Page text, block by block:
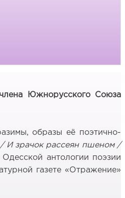
Южнорусского Союза
образы её поэтично-
/ И зрачок рассеян пшеном /
антологии поэзии
газете «Отражение»